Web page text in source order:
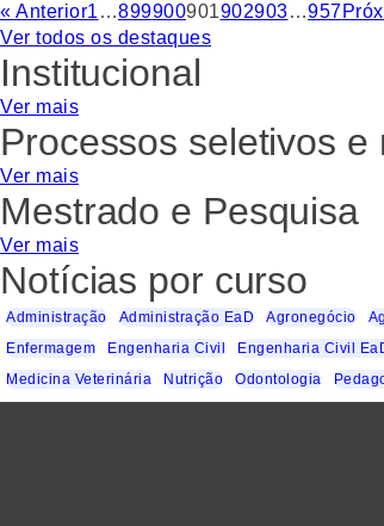
« Anterior1 …899900901902903…957
Ver todos os destaques
Institucional
Ver mais
Processos seletivos e
Ver mais
Mestrado e Pesquisa
Ver mais
Notícias por curso
Administração Administração EaD Agronegócio
Enfermagem
Engenharia Civil Engenharia Civil
Medicina Veterinária
Nutrição Odontologia